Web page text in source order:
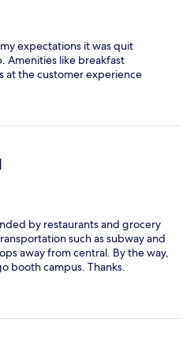
expectations it was quit
Amenities like breakfast
at the customer experience
by restaurants and grocery
such as subway and
away from central. By the way,
booth campus. Thanks.